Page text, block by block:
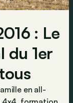
: Le
du 1er
en all-